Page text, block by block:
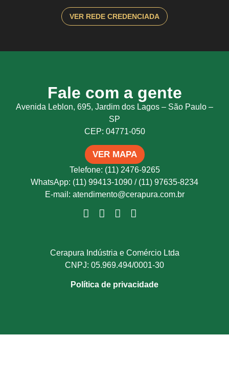
VER REDE CREDENCIADA
Fale com a gente
Avenida Leblon, 695, Jardim dos Lagos – São Paulo –
SP
CEP: 04771-050
VER MAPA
Telefone: (11) 2476-9265
WhatsApp: (11) 99413-1090 / (11) 97635-8234
E-mail: atendimento@cerapura.com.br
Cerapura Indústria e Comércio Ltda
CNPJ: 05.969.494/0001-30
Política de privacidade